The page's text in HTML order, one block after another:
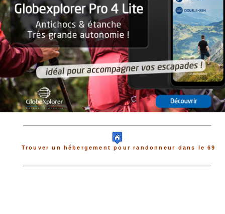
Trouver un hébergement pour randonneur dans le 69